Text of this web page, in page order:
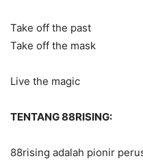
Take off the past
Take off the mask
Live the magic
TENTANG 88RISING:
88rising adalah pionir